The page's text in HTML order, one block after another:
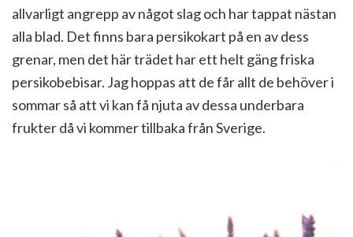
allvarligt angrepp av något slag och har tappat nästan
alla blad. Det finns bara persikokart på en av dess
grenar, men det här trädet har ett helt gäng friska
persikobebisar. Jag hoppas att de får allt de behöver i
sommar så att vi kan få njuta av dessa underbara
frukter då vi kommer tillbaka från Sverige.